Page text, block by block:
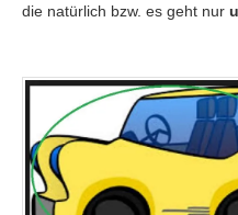
die natürlich bzw. es geht nur